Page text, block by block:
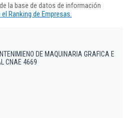
la base de datos de información
Ranking de Empresas.
DE MAQUINARIA GRAFICA E
CNAE 4669